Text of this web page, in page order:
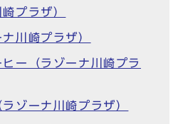
プラザ）
川崎プラザ）
ー（ラゾーナ川崎プラ
ゾーナ川崎プラザ）